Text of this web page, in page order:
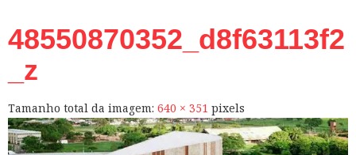
48550870352_d8f63113f2
_z
Tamanho total da imagem: 640 × 351 pixels